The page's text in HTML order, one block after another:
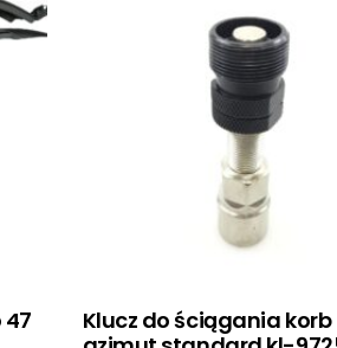
47
Klucz do ściągania korb